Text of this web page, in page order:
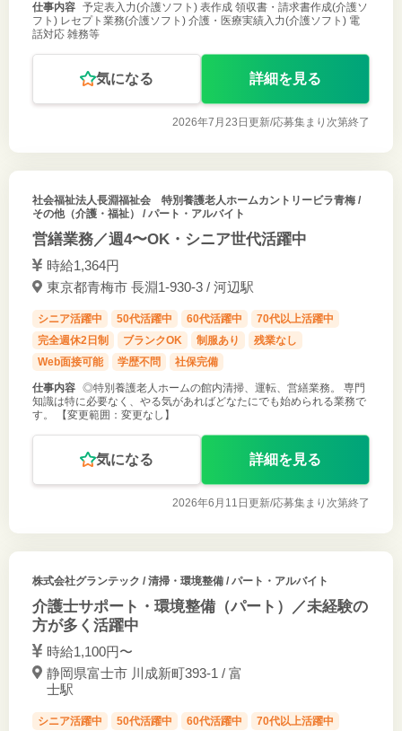
仕事内容 予定表入力(介護ソフト) 表作成 領収書・請求書作成(介護ソ
フト) レセプト業務(介護ソフト) 介護・医療実績入力(介護ソフト) 電
話対応 雑務等
気になる 詳細を見る
2026年7月23日更新/応募集まり次第終了
社会福祉法人長淵福祉会 特別養護老人ホームカントリービラ青梅/
その他（介護・福祉） / パート・アルバイト
営繕業務／週4〜OK・シニア世代活躍中
時給1,364円
東京都青梅市 長淵1-930-3 / 河辺駅
シニア活躍中 50代活躍中 60代活躍中
70代以上活躍中
完全週休2日制
ブランクOK 制服あり
残業なし
Web面接可能
学歴不問 社保完備
仕事内容 ◎特別養護老人ホームの館内清掃、運転、営繕業務。 専門
知識は特に必要なく、やる気があればどなたにでも始められる業務で
す。 【変更範囲：変更なし】
気になる 詳細を見る
2026年6月11日更新/応募集まり次第終了
株式会社グランテック / 清掃・環境整備 / パート・アルバイト
介護士サポート・環境整備（パート）／未経験の
方が多く活躍中
時給1,100円〜
静岡県富士市 川成新町393-1 / 富
士駅
シニア活躍中 50代活躍中 60代活躍中
70代以上活躍中